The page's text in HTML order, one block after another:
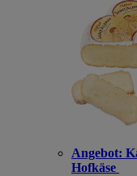
Angebot:
Hofkäse